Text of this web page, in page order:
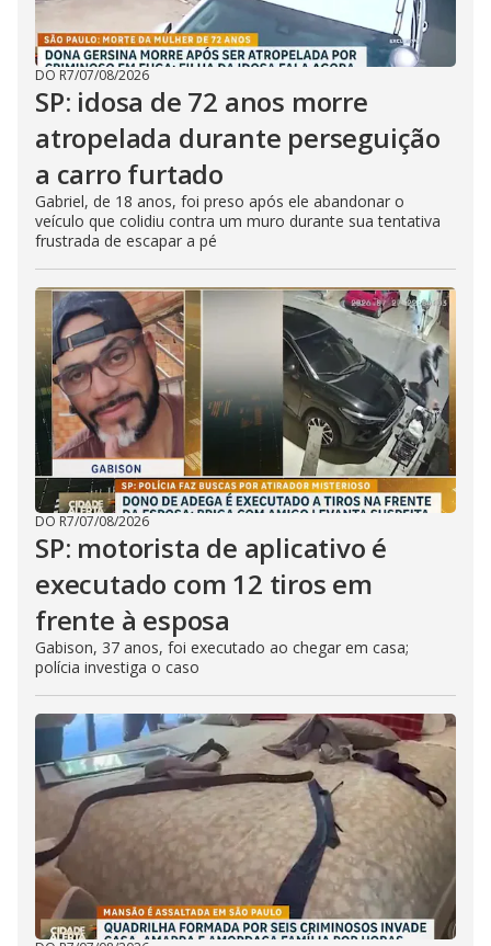
DO R7/07/08/2026
SP: idosa de 72 anos morre
atropelada durante perseguição
a carro furtado
Gabriel, de 18 anos, foi preso após ele abandonar o
veículo que colidiu contra um muro durante sua tentativa
frustrada de escapar a pé
DO R7/07/08/2026
SP: motorista de aplicativo é
executado com 12 tiros em
frente à esposa
Gabison, 37 anos, foi executado ao chegar em casa;
polícia investiga o caso